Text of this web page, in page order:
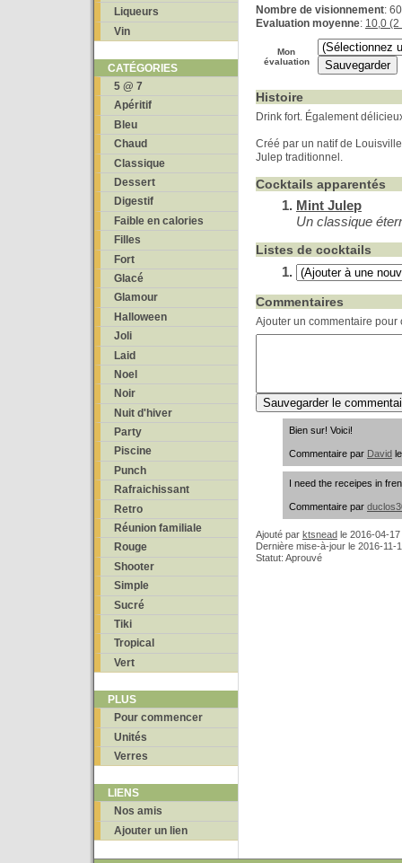
Liqueurs
Vin
CATÉGORIES
5 @ 7
Apéritif
Bleu
Chaud
Classique
Dessert
Digestif
Faible en calories
Filles
Fort
Glacé
Glamour
Halloween
Joli
Laid
Noel
Noir
Nuit d'hiver
Party
Piscine
Punch
Rafraichissant
Retro
Réunion familiale
Rouge
Shooter
Simple
Sucré
Tiki
Tropical
Vert
PLUS
Pour commencer
Unités
Verres
LIENS
Nos amis
Ajouter un lien
Nombre de visionnement:
Evaluation moyenne: 10,0
Mon
évaluation
Histoire
Drink fort. Également
Créé par un natif de
Julep traditionnel.
Cocktails apparentés
Mint Julep
Un classique
Listes de cocktails
Commentaires
Ajouter un commentaire pour
Bien sur! Voici!
Commentaire par David
I need the receipes in
Commentaire par
Ajouté par ktsnead le 2016-04-
Dernière mise-à-jour le 2016-11-
Statut: Aprouvé